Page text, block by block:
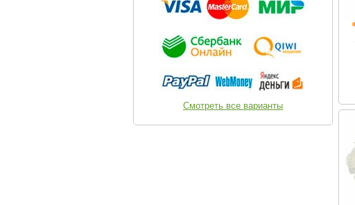
Смотреть все варианты